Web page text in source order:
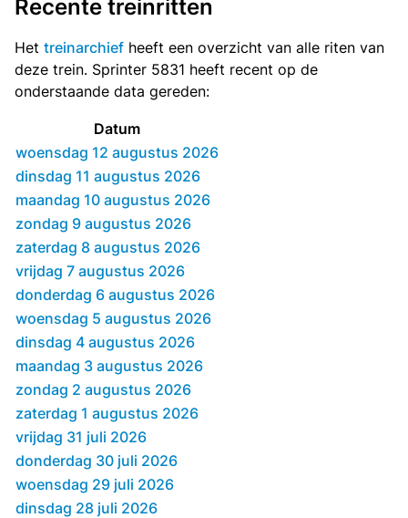
Recente treinritten
Het treinarchief heeft een overzicht van alle riten van
deze trein. Sprinter 5831 heeft recent op de
onderstaande data gereden:
Datum
woensdag 12 augustus 2026
dinsdag 11 augustus 2026
maandag 10 augustus 2026
zondag 9 augustus 2026
zaterdag 8 augustus 2026
vrijdag 7 augustus 2026
donderdag 6 augustus 2026
woensdag 5 augustus 2026
dinsdag 4 augustus 2026
maandag 3 augustus 2026
zondag 2 augustus 2026
zaterdag 1 augustus 2026
vrijdag 31 juli 2026
donderdag 30 juli 2026
woensdag 29 juli 2026
dinsdag 28 juli 2026